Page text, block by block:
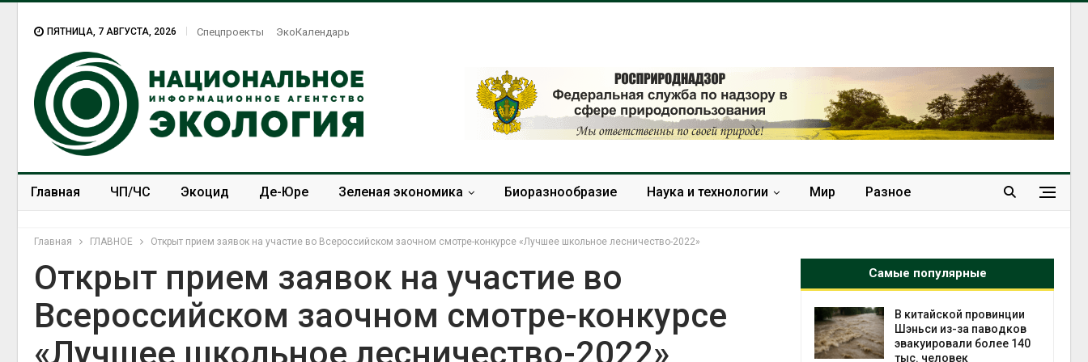
ПЯТНИЦА, 7 АВГУСТА, 2026 Спецпроекты ЭкоКалендарь
Главная ЧП/ЧС Экоцид Де-Юре Зеленая экономика Биоразнообразие Наука и технологии Мир Разное
Главная ГЛАВНОЕ Открыт прием заявок на участие во Всероссийском заочном смотре-конкурсе «Лучшее школьное лесничество-2022»
Открыт прием заявок на участие во
Всероссийском заочном смотре-конкурсе
«Лучшее школьное лесничество-2022»
Самые популярные
Учёные научили салат
производить «животный»
мяса
Названы ведущие
экологические НКО
России по итогам 2025
года
В китайской провинции
Шэньси из-за паводков
эвакуировали более 140
тыс. человек